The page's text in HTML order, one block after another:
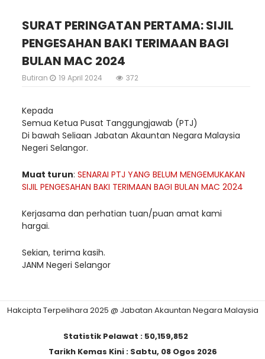
SURAT PERINGATAN PERTAMA: SIJIL
PENGESAHAN BAKI TERIMAAN BAGI
BULAN MAC 2024
Butiran 19 April 2024 372
Kepada
Semua Ketua Pusat Tanggungjawab (PTJ)
Di bawah Seliaan Jabatan Akauntan Negara Malaysia
Negeri Selangor.
Muat turun: SENARAI PTJ YANG BELUM MENGEMUKAKAN
SIJIL PENGESAHAN BAKI TERIMAAN BAGI BULAN MAC 2024
Kerjasama dan perhatian tuan/puan amat kami
hargai.
Sekian, terima kasih.
JANM Negeri Selangor
Hakcipta Terpelihara 2025 @ Jabatan Akauntan Negara Malaysia
Statistik Pelawat : 50,159,852
Tarikh Kemas Kini : Sabtu, 08 Ogos 2026